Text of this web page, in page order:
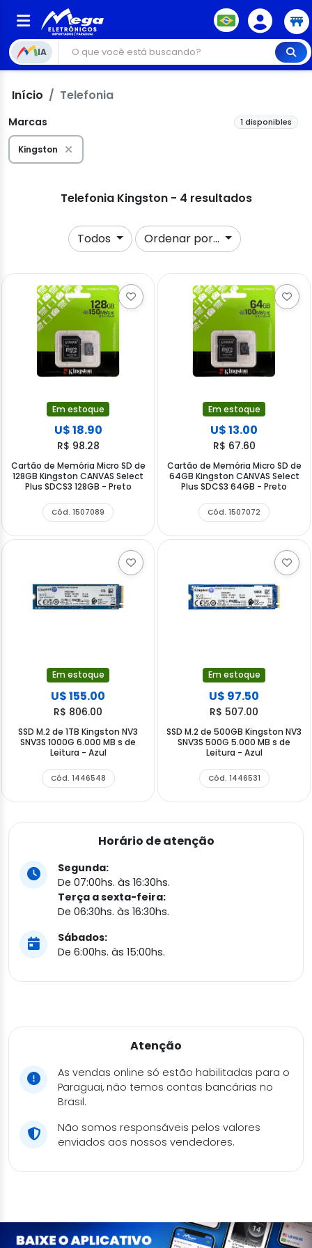
IA
Início Telefonia
Marcas 1 disponibles
Kingston
Telefonia Kingston - 4 resultados
Todos Ordenar por...
Em estoque
U$ 18.90
R$ 98.28
Cartão de Memória Micro SD de
128GB Kingston CANVAS Select
Plus SDCS3 128GB - Preto
Cód. 1507089
Em estoque
U$ 13.00
R$ 67.60
Cartão de Memória Micro SD de
64GB Kingston CANVAS Select
Plus SDCS3 64GB - Preto
Cód. 1507072
Em estoque
U$ 155.00
R$ 806.00
SSD M.2 de 1TB Kingston NV3
SNV3S 1000G 6.000 MB s de
Leitura - Azul
Cód. 1446548
Em estoque
U$ 97.50
R$ 507.00
SSD M.2 de 500GB Kingston NV3
SNV3S 500G 5.000 MB s de
Leitura - Azul
Cód. 1446531
Horário de atenção
Segunda:
De 07:00hs. às 16:30hs.
Terça a sexta-feira:
De 06:30hs. às 16:30hs.
Sábados:
De 6:00hs. às 15:00hs.
Atenção
As vendas online só estão habilitadas para o
Paraguai, não temos contas bancárias no
Brasil.
Não somos responsáveis pelos valores
enviados aos nossos vendedores.